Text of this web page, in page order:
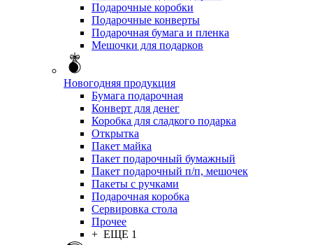
Подарочные коробки
Подарочные конверты
Подарочная бумага и пленка
Мешочки для подарков
Новогодняя продукция
Бумага подарочная
Конверт для денег
Коробка для сладкого подарка
Открытка
Пакет майка
Пакет подарочный бумажный
Пакет подарочный п/п, мешочек
Пакеты с ручками
Подарочная коробка
Сервировка стола
Прочее
+ ЕЩЕ 1